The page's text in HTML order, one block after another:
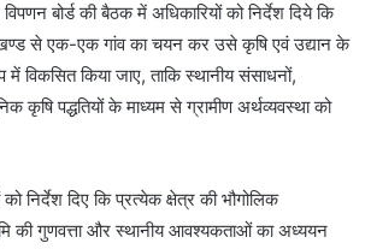
बोर्ड की बैठक में अधिकारियों को निर्देश दिये कि
से एक-एक गांव का चयन कर उसे कृषि एवं उद्यान के
विकसित किया जाए, ताकि स्थानीय संसाधनों,
कृषि पद्धतियों के माध्यम से ग्रामीण अर्थव्यवस्था को
निर्देश दिए कि प्रत्येक क्षेत्र की भौगोलिक
की गुणवत्ता और स्थानीय आवश्यकताओं का अध्ययन